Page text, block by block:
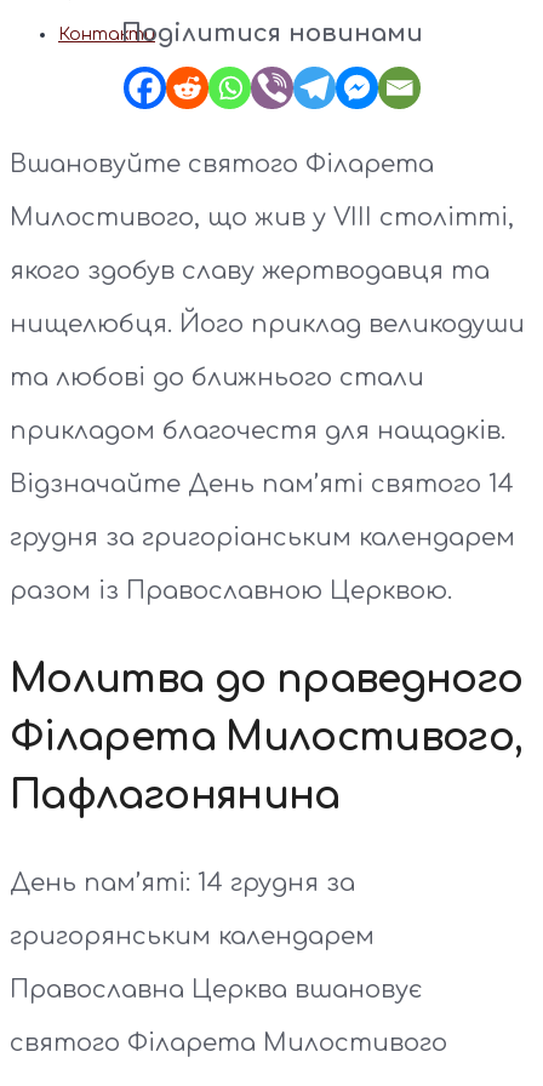
КонтактиПоділитися новинами
Вшановуйте святого Філарета
Милостивого, що жив у VIII столітті,
якого здобув славу жертводавця та
нищелюбця. Його приклад великодуши
та любові до ближнього стали
прикладом благочестя для нащадків.
Відзначайте День пам’яті святого 14
грудня за григоріанським календарем
разом із Православною Церквою.
Молитва до праведного
Філарета Милостивого,
Пафлагонянина
День пам’яті: 14 грудня за
григорянським календарем
Православна Церква вшановує
святого Філарета Милостивого